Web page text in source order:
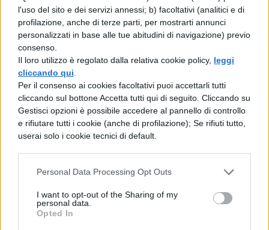
l'uso del sito e dei servizi annessi; b) facoltativi (analitici e di
profilazione, anche di terze parti, per mostrarti annunci
personalizzati in base alle tue abitudini di navigazione) previo
consenso.
Il loro utilizzo è regolato dalla relativa cookie policy, leggi
cliccando qui
Per il consenso ai cookies facoltativi puoi accettarli tutti
cliccando sul bottone Accetta tutti qui di seguito. Cliccando su
Gestisci opzioni è possibile accedere al pannello di controllo
e rifiutare tutti i cookie (anche di profilazione); Se rifiuti tutto,
userai solo i cookie tecnici di default.
Personal Data Processing Opt Outs
I want to opt-out of the Sharing of my
personal data.
Opted In
[affiliate_generic type=”button”
url=”https://www.amazon.it/dp/B09JG9MH
69″ text=”Acquista il MateView GT Huawei
da 27″ a 271,99€”]
Inoltre potrete restare al PC a lungo senza
affaticare gli occhi grazie allabassa
emissione di luce blue all’anti-sfarfallio
certificato. I vostri occhi potranno
ammirare lo splendore del display, ma
restando allo stesso tempo al sicuro.